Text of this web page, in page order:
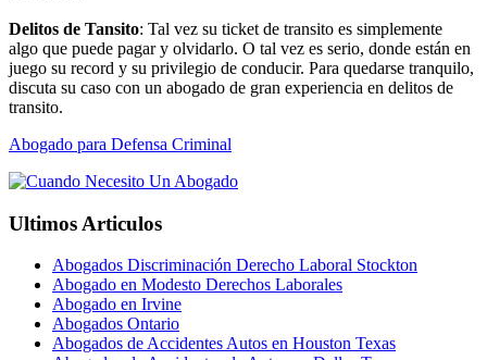
Delitos de Tansito: Tal vez su ticket de transito es simplemente
algo que puede pagar y olvidarlo. O tal vez es serio, donde están en
juego su record y su privilegio de conducir. Para quedarse tranquilo,
discuta su caso con un abogado de gran experiencia en delitos de
transito.
Abogado para Defensa Criminal
Ultimos Articulos
Abogados Discriminación Derecho Laboral Stockton
Abogado en Modesto Derechos Laborales
Abogado en Irvine
Abogados Ontario
Abogados de Accidentes Autos en Houston Texas